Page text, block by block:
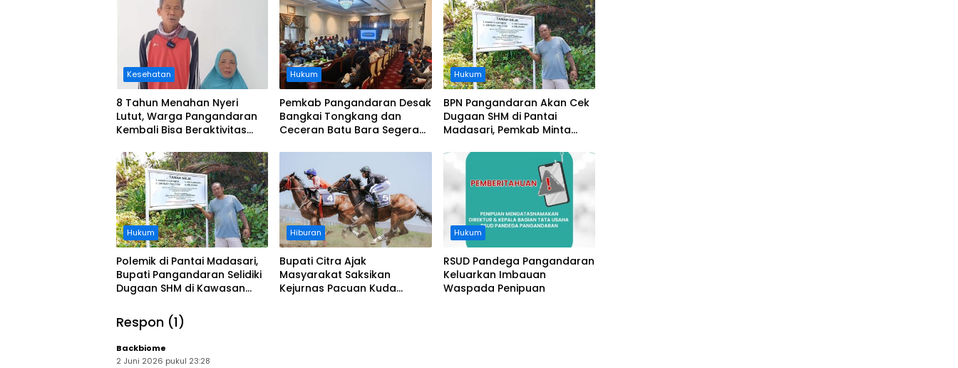
Kesehatan
8 Tahun Menahan Nyeri
Lutut, Warga Pangandaran
Kembali Bisa Beraktivitas
Ditanggung BPJS
Hukum
Pemkab Pangandaran Desak
Bangkai Tongkang dan
Ceceran Batu Bara Segera
Koordinasi Perusahaan
Hukum
BPN Pangandaran Akan Cek
Dugaan SHM di Pantai
Madasari, Pemkab Minta
Hukum
Polemik di Pantai Madasari,
Bupati Pangandaran Selidiki
Dugaan SHM di Kawasan
Hiburan
Bupati Citra Ajak
Masyarakat Saksikan
Kejurnas Pacuan Kuda
Hukum
RSUD Pandega Pangandaran
Keluarkan Imbauan
Waspada Penipuan
Respon (1)
Backbiome
2 Juni 2026 pukul 23:28